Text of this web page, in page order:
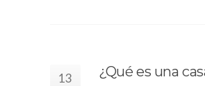
13 ¿Qué es una